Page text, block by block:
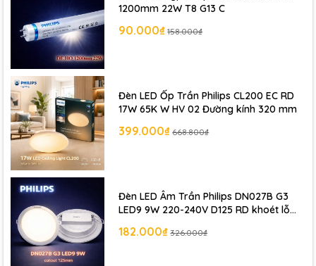
1200mm 22W T8 G13 C
90.000₫ 158.000₫
Đèn LED Ốp Trần Philips CL200 EC RD
17W 65K W HV 02 Đường kính 320 mm
399.000₫ 668.800₫
Đèn LED Âm Trần Philips DN027B G3
LED9 9W 220-240V D125 RD khoét lỗ
182.000₫ 326.000₫